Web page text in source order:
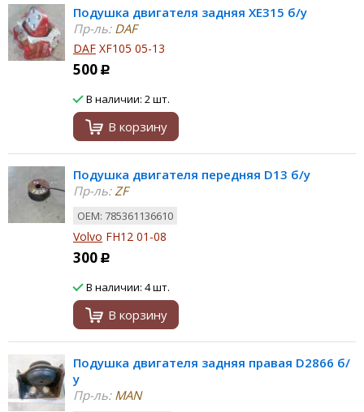
Подушка двигателя задняя XE315 б/у
Пр-ль:DAF
DAF XF105 05-13
500 Р
В наличии: 2 шт.
В корзину
Подушка двигателя передняя D13 б/у
Пр-ль:ZF
ОЕМ: 785361136610
Volvo FH12 01-08
300 Р
В наличии: 4 шт.
В корзину
Подушка двигателя задняя правая D2866 б/
у
Пр-ль:MAN